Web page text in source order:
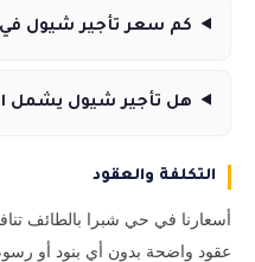
كم سعر تأجير شيول
هل تأجير شيول يشمل
التكلفة والعقود
أسعارنا في حي شبرا بالطائف
عقود واضحة بدون أي بنود أو